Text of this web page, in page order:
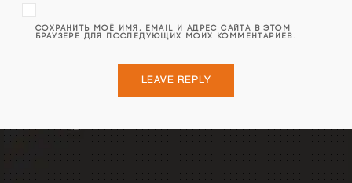
СОХРАНИТЬ МОЁ ИМЯ, EMAIL И АДРЕС САЙТА В ЭТОМ
БРАУЗЕРЕ ДЛЯ ПОСЛЕДУЮЩИХ МОИХ КОММЕНТАРИЕВ.